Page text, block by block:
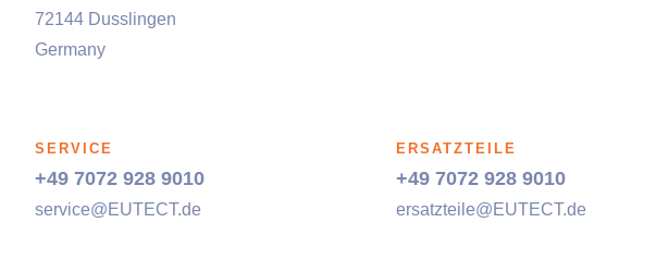
72144 Dusslingen
Germany
SERVICE
+49 7072 928 9010
service@EUTECT.de
ERSATZTEILE
+49 7072 928 9010
ersatzteile@EUTECT.de